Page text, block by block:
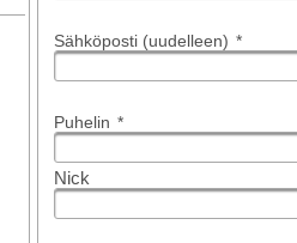
Sähköposti (uudelleen) *
Puhelin *
Nick